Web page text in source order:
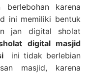
karena
ini memiliki bentuk
jan digital sholat
digital masjid
ini tidak berlebian
masjid, karena